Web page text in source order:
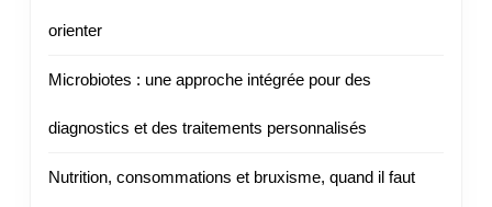
orienter
Microbiotes : une approche intégrée pour des
diagnostics et des traitements personnalisés
Nutrition, consommations et bruxisme, quand il faut